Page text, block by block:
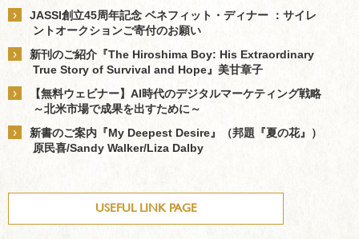
›
JASSI創立45周年記念 ベネフィット・ディナー ：サイレ
ントオークションご寄付のお願い
›
新刊のご紹介『The Hiroshima Boy: His Extraordinary
True Story of Survival and Hope』美甘章子
›
【無料ウェビナー】AI時代のデジタルマーケティング戦略
～北米市場で成果を出すために～
›
新書のご案内『My Deepest Desire』（邦題『夏の花』）
原民喜/Sandy Walker/Liza Dalby
USEFUL LINK PAGE